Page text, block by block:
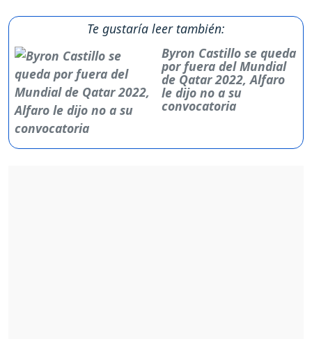
Te gustaría leer también:
Byron Castillo se queda
por fuera del Mundial
de Qatar 2022, Alfaro
le dijo no a su
convocatoria